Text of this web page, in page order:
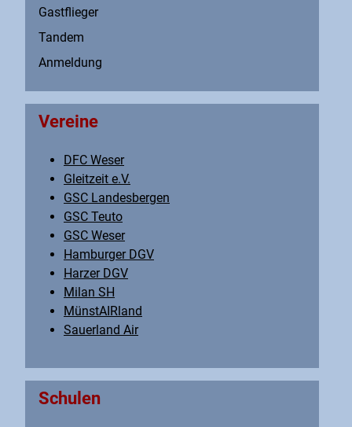
Gastflieger
Tandem
Anmeldung
Vereine
DFC Weser
Gleitzeit e.V.
GSC Landesbergen
GSC Teuto
GSC Weser
Hamburger DGV
Harzer DGV
Milan SH
MünstAIRland
Sauerland Air
Schulen